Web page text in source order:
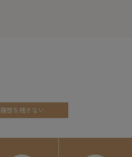
履歴を残さない